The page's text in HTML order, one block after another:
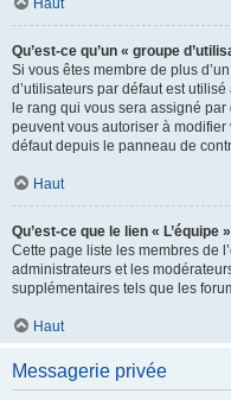
Haut
Qu’est-ce qu’un « groupe
Si vous êtes membre de plus
d’utilisateurs par défaut est
le rang qui vous sera assigné
peuvent vous autoriser à
défaut depuis le panneau de
Haut
Qu’est-ce que le lien « L’équipe
Cette page liste les membres de
administrateurs et les
supplémentaires tels que les
Haut
Messagerie privée